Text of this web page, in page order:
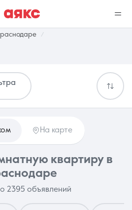
0 объявлений
Услуги
На карте
квартиру в
2395 объявлений